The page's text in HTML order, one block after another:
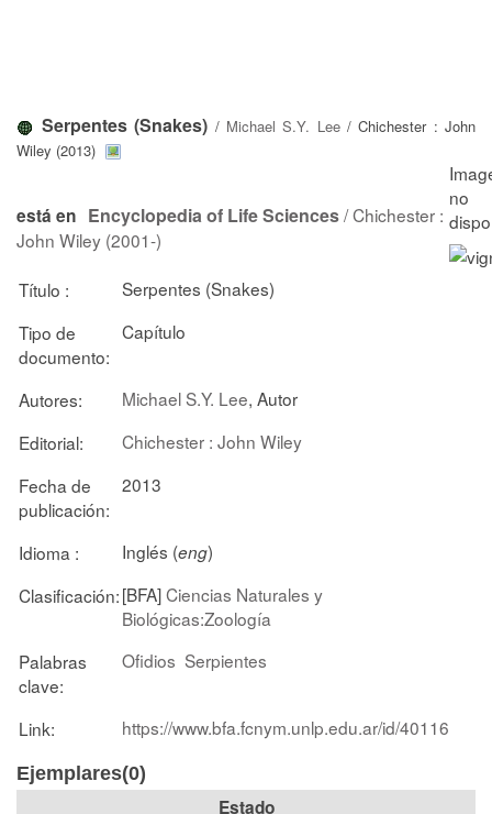
Serpentes (Snakes) / Michael S.Y. Lee/ Chichester : John
Wiley (2013)
está en Encyclopedia of Life Sciences/ Chichester :
John Wiley (2001-)
Título :
Serpentes (Snakes)
Tipo de
documento:
Capítulo
Autores: Michael S.Y. Lee, Autor
Editorial:
Chichester : John Wiley
Fecha de
publicación:
2013
Idioma : Inglés (eng)
Clasificación:[BFA]Ciencias Naturales y
Biológicas:Zoología
Palabras
clave:
Ofidios Serpientes
Link: https://www.bfa.fcnym.unlp.edu.ar/id/40116
Ejemplares(0)
Estado